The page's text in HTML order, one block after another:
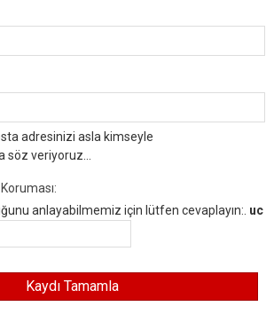
adresinizi asla kimseyle
söz veriyoruz...
anlayabilmemiz için lütfen cevaplayın:. uc